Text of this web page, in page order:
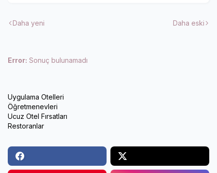
Daha yeni Daha eski
Error: Sonuç bulunamadı
Uygulama Otelleri
Öğretmenevleri
Ucuz Otel Fırsatları
Restoranlar